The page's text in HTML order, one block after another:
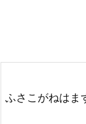
ふさこがねはま